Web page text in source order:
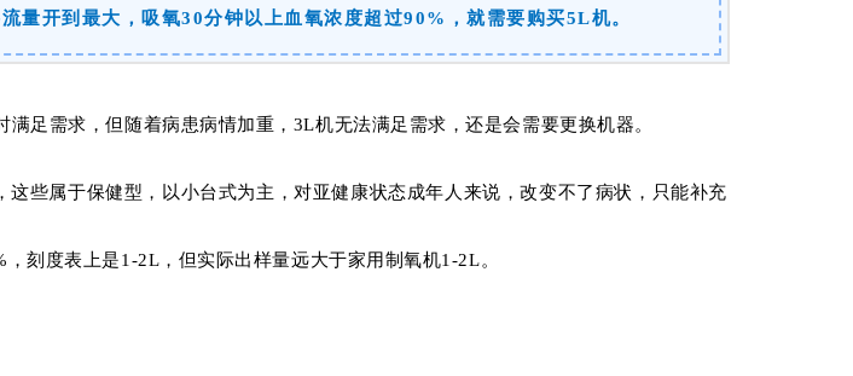
量开到最大，吸氧30分钟以上血氧浓度超过90%，就需要购买5L机。
足需求，但随着病患病情加重，3L机无法满足需求，还是会需要更换机器。
这些属于保健型，以小台式为主，对亚健康状态成年人来说，改变不了病状，只能补充
刻度表上是1-2L，但实际出样量远大于家用制氧机1-2L。